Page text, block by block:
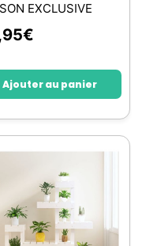
EXCLUSIVE
€
Ajouter au panier